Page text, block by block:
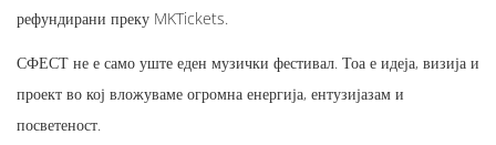
рефундирани преку MKTickets.
СФЕСТ не е само уште еден музички фестивал. Тоа е идеја, визија и
проект во кој вложуваме огромна енергија, ентузијазам и
посветеност.